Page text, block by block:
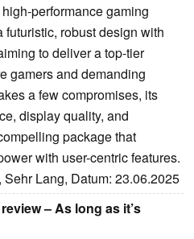
performance gaming
futuristic, robust design with
to deliver a top-tier
gamers and demanding
a few compromises, its
display quality, and
package that
with user-centric features.
Lang, Datum: 23.06.2025
– As long as it’s